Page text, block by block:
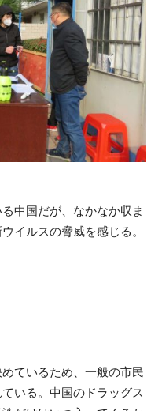
中国だが、なかなか収ま
イルスの脅威を感じる。
ているため、一般の市民
いる。中国のドラッグス